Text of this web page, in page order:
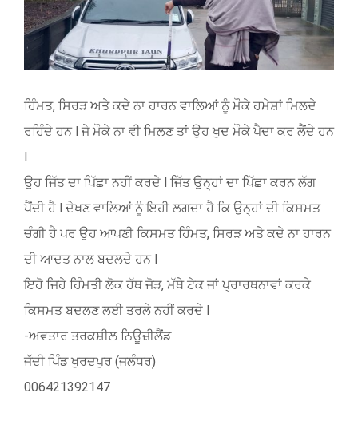
ਹਿੰਮਤ, ਸਿਰੜ ਅਤੇ ਕਦੇ ਨਾ ਹਾਰਨ ਵਾਲਿਆਂ ਨੂੰ ਮੌਕੇ ਹਮੇਸ਼ਾਂ ਮਿਲਦੇ
ਰਹਿੰਦੇ ਹਨ l ਜੇ ਮੌਕੇ ਨਾ ਵੀ ਮਿਲਣ ਤਾਂ ਉਹ ਖੁਦ ਮੌਕੇ ਪੈਦਾ ਕਰ ਲੈਂਦੇ ਹਨ
l
ਉਹ ਜਿੱਤ ਦਾ ਪਿੱਛਾ ਨਹੀਂ ਕਰਦੇ l ਜਿੱਤ ਉਨ੍ਹਾਂ ਦਾ ਪਿੱਛਾ ਕਰਨ ਲੱਗ
ਪੈਂਦੀ ਹੈ l ਦੇਖਣ ਵਾਲਿਆਂ ਨੂੰ ਇਹੀ ਲਗਦਾ ਹੈ ਕਿ ਉਨ੍ਹਾਂ ਦੀ ਕਿਸਮਤ
ਚੰਗੀ ਹੈ ਪਰ ਉਹ ਆਪਣੀ ਕਿਸਮਤ ਹਿੰਮਤ, ਸਿਰੜ ਅਤੇ ਕਦੇ ਨਾ ਹਾਰਨ
ਦੀ ਆਦਤ ਨਾਲ ਬਦਲਦੇ ਹਨ l
ਇਹੋ ਜਿਹੇ ਹਿੰਮਤੀ ਲੋਕ ਹੱਥ ਜੋੜ, ਮੱਥੇ ਟੇਕ ਜਾਂ ਪ੍ਰਾਰਥਨਾਵਾਂ ਕਰਕੇ
ਕਿਸਮਤ ਬਦਲਣ ਲਈ ਤਰਲੇ ਨਹੀਂ ਕਰਦੇ l
-ਅਵਤਾਰ ਤਰਕਸ਼ੀਲ ਨਿਊਜ਼ੀਲੈਂਡ
ਜੱਦੀ ਪਿੰਡ ਖੁਰਦਪੁਰ (ਜਲੰਧਰ)
006421392147